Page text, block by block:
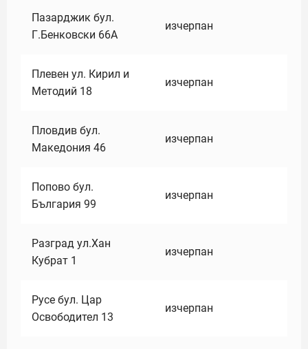
Пазарджик бул.
Г.Бенковски 66А
изчерпан
Плевен ул. Кирил и
Методий 18
изчерпан
Пловдив бул.
Македония 46
изчерпан
Попово бул.
България 99
изчерпан
Разград ул.Хан
Кубрат 1
изчерпан
Русе бул. Цар
Освободител 13
изчерпан